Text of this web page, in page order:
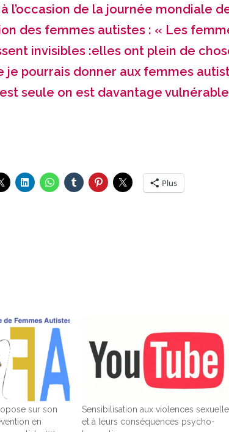
l’occasion de la journée mondiale
des femmes autistes : « Les
invisibles :elles ont plein de
je pourrais donner aux femmes
seule on est davantage
Plus
sur son
en
Sensibilisation aux violences
et à leurs conséquences psycho-